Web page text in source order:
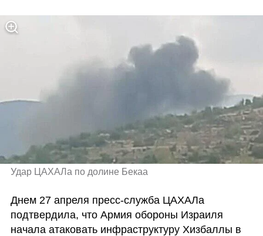
Удар ЦАХАЛа по долине Бекаа
Днем 27 апреля пресс-служба ЦАХАЛа
подтвердила, что Армия обороны Израиля
начала атаковать инфраструктуру Хизбаллы в